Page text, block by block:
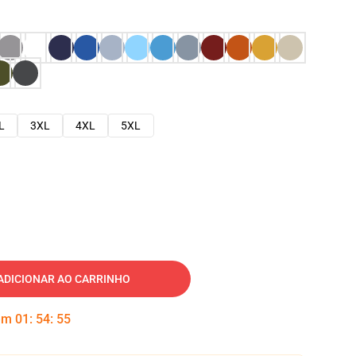
3XL 4XL 5XL
AO CARRINHO
01 : 54: 54